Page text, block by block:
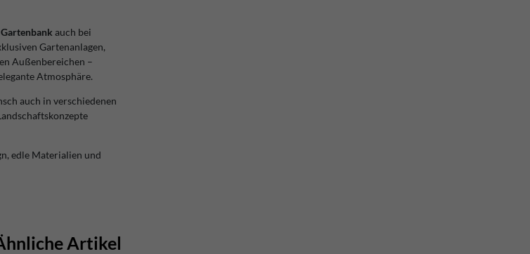
Gartenbank auch bei
Gartenanlagen,
Außenbereichen –
Atmosphäre.
auch in verschiedenen
edle Materialien und
Artikel